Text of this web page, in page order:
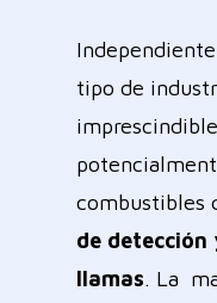
tipo de
combustibles
de detección
llamas. La